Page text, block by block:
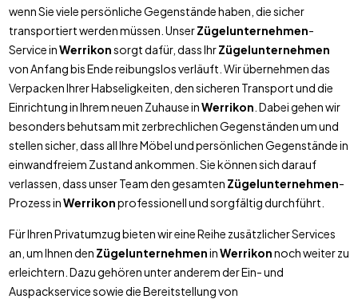
wenn Sie viele persönliche Gegenstände haben, die sicher
transportiert werden müssen. UnserZügelunternehmen-
Service inWerrikonsorgt dafür, dass IhrZügelunternehmen
von Anfang bis Ende reibungslos verläuft. Wir übernehmen das
Verpacken Ihrer Habseligkeiten, den sicheren Transport und die
Einrichtung in Ihrem neuen Zuhause inWerrikon . Dabei gehen wir
besonders behutsam mit zerbrechlichen Gegenständen um und
stellen sicher, dass all Ihre Möbel und persönlichen Gegenstände in
einwandfreiem Zustand ankommen. Sie können sich darauf
verlassen, dass unser Team den gesamten Zügelunternehmen-
Prozess inWerrikonprofessionell und sorgfältig durchführt.
Für Ihren Privatumzug bieten wir eine Reihe zusätzlicher Services
an, um Ihnen den ZügelunternehmeninWerrikonnoch weiter zu
erleichtern. Dazu gehören unter anderem der Ein- und
Auspackservice sowie die Bereitstellung von